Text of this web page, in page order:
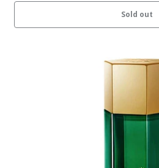
Sold out